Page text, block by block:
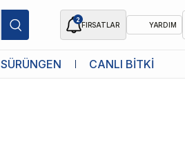
2
FIRSATLAR YARDIM
SÜRÜNGEN CANLI BİTKİ